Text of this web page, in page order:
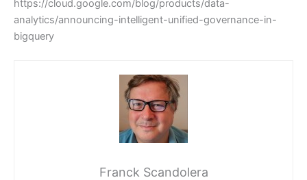
https://cloud.google.com/blog/products/data-
analytics/announcing-intelligent-unified-governance-in-
bigquery
Franck Scandolera